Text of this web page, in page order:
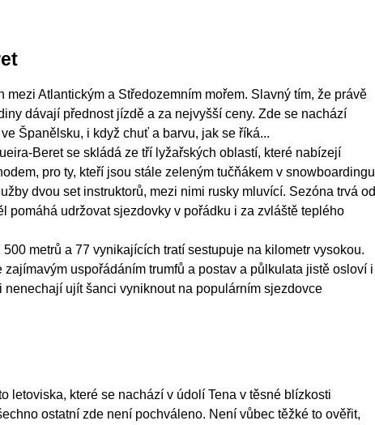
mezi Atlantickým a Středozemním mořem. Slavný tím, že právě
dávají přednost jízdě a za nejvyšší ceny. Zde se nachází
Španělsku, i když chuť a barvu, jak se říká...
Beret se skládá ze tří lyžařských oblastí, které nabízejí
pro ty, kteří jsou stále zeleným tučňákem v snowboardingu
dvou set instruktorů, mezi nimi rusky mluvící. Sezóna trvá od
pomáhá udržovat sjezdovky v pořádku i za zvláště teplého
metrů a 77 vynikajících tratí sestupuje na kilometr vysokou.
uspořádáním trumfů a postav a půlkulata jistě osloví i
ujít šanci vyniknout na populárním sjezdovce
letoviska, které se nachází v údolí Tena v těsné blízkosti
ostatní zde není pochváleno. Není vůbec těžké to ověřit,